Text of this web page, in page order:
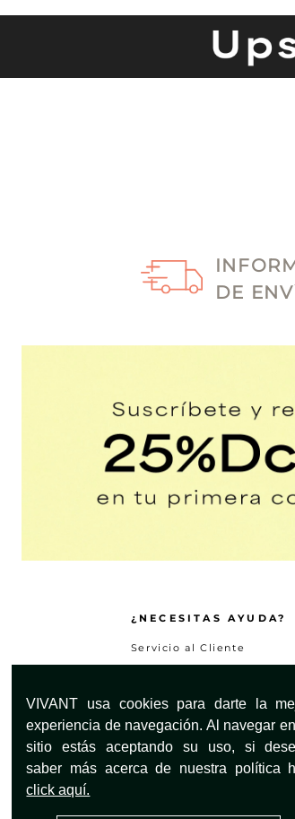
VIVANT usa cookies para darte la
experiencia de navegación. Al navegar en
sitio estás aceptando su uso, si
saber más acerca de nuestra política
click aquí.
DE
¿NECESITAS AYUDA?
Servicio al Cliente
Preguntas frecuentes
Otras solicitudes
Consultar estado PQRS
Mapa del Sitio